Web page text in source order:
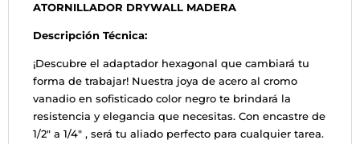
ATORNILLADOR DRYWALL MADERA
Descripción Técnica:
¡Descubre el adaptador hexagonal que cambiará tu
forma de trabajar! Nuestra joya de acero al cromo
vanadio en sofisticado color negro te brindará la
resistencia y elegancia que necesitas. Con encastre de
1/2" a 1/4" , será tu aliado perfecto para cualquier tarea.